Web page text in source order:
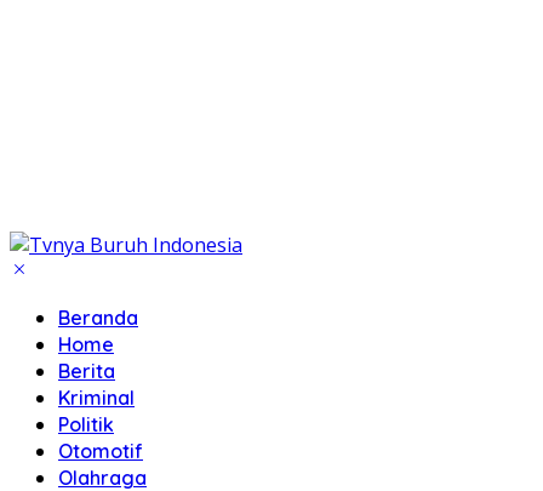
Beranda
Home
Berita
Kriminal
Politik
Otomotif
Olahraga